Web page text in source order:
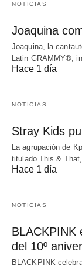
NOTICIAS
Joaquina
Joaquina, la
Latin GRAMMY®,
Hace 1 día
NOTICIAS
Stray Kids
La agrupación de
titulado This &
Hace 1 día
NOTICIAS
BLACKPINK
del 10º
BLACKPINK